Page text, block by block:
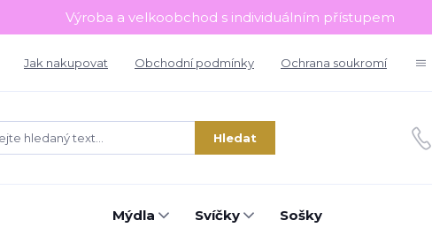
Výroba a velkoobchod s individuálním přístupem
Jak nakupovat Obchodní podmínky Ochrana soukromí
Hledat
Mýdla Svíčky Sošky